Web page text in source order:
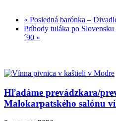
« Posledná barónka –
Príhody tuláka po
´90 »
Hľadáme prevádzkara/
Malokarpatského salónu